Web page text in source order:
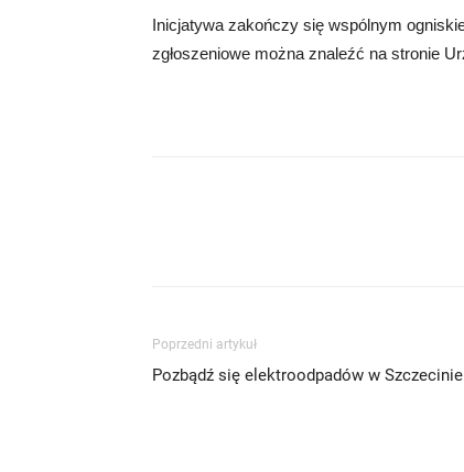
Inicjatywa zakończy się wspólnym
zgłoszeniowe można znaleźć na stronie
Poprzedni artykuł
Pozbądź się elektroodpadów w Szczecinie